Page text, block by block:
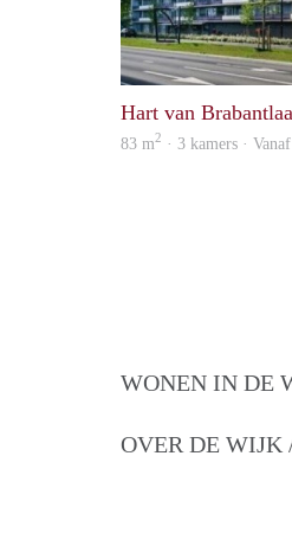
Hart van
83 m2 · 3 kamers ·
WONEN IN DE
OVER DE WIJK